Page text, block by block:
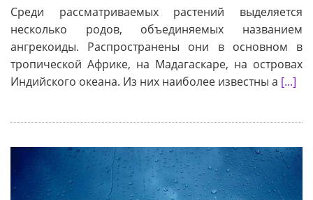
Среди рассматриваемых растений выделяется
несколько родов, объединяемых названием
ангрекоиды. Распространены они в основном в
тропической Африке, на Мадагаскаре, на островах
Индийского океана. Из них наиболее известны а [...]